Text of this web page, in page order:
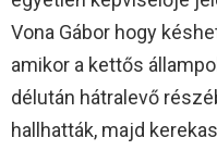
Vona Gábor hogy
amikor a kettős
délután hátralevő
hallhatták, majd